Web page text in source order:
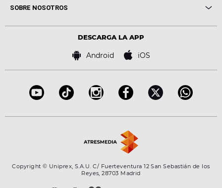
Locutores Europa FM
Cine y Televisión
Virales
SOBRE NOSOTROS
Bases de concursos
DESCARGA LA APP
Android iOS
Copyright © Uniprex, S.A.U. C/ Fuerteventura 12 San Sebastián de los
Reyes, 28703 Madrid